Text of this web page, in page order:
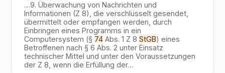
…9. Überwachung von Nachrichten und
Informationen (Z 8), die verschlüsselt gesendet,
übermittelt oder empfangen werden, durch
Einbringen eines Programms in ein
Computersystem (§ 74 Abs. 1 Z 8 StGB) eines
Betroffenen nach § 6 Abs. 2 unter Einsatz
technischer Mittel und unter den Voraussetzungen
der Z 8, wenn die Erfüllung der…